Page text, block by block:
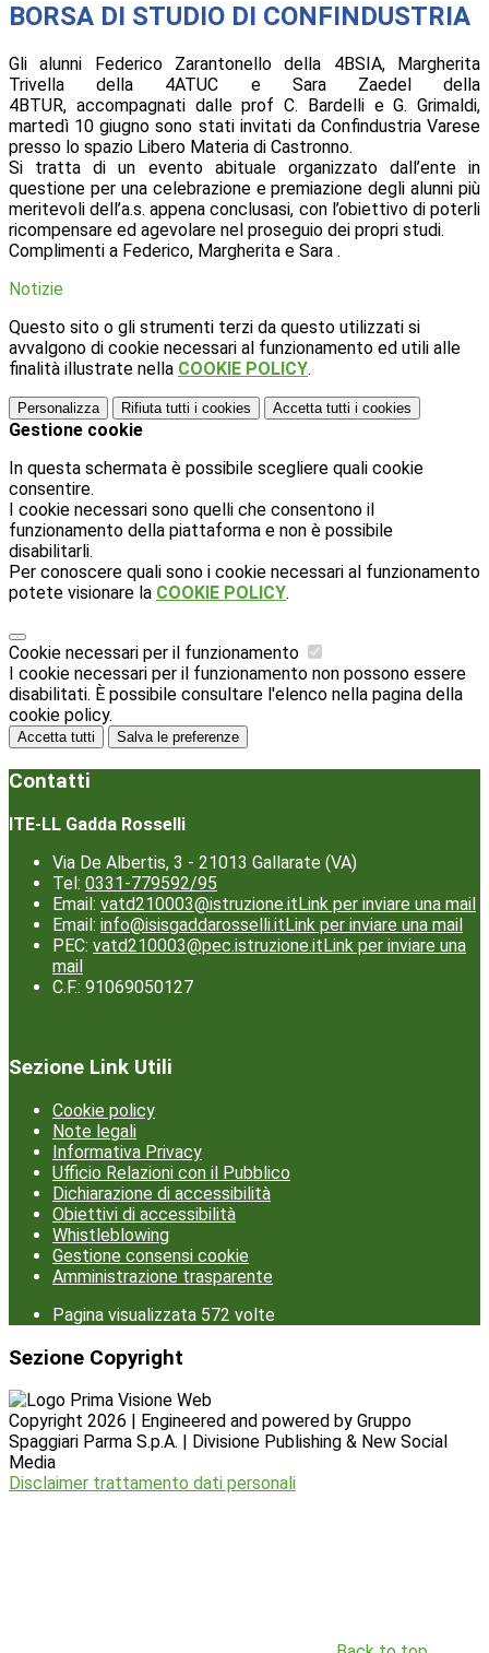
BORSA DI STUDIO DI CONFINDUSTRIA
Gli alunni Federico Zarantonello della 4BSIA, Margherita
Trivella della 4ATUC e Sara Zaedel della
4BTUR, accompagnati dalle prof C. Bardelli e G. Grimaldi,
martedì 10 giugno sono stati invitati da Confindustria Varese
presso lo spazio Libero Materia di Castronno.
Si tratta di un evento abituale organizzato dall’ente in
questione per una celebrazione e premiazione degli alunni più
meritevoli dell’a.s. appena conclusasi, con l’obiettivo di poterli
ricompensare ed agevolare nel proseguio dei propri studi.
Complimenti a Federico, Margherita e Sara .
Notizie
Questo sito o gli strumenti terzi da questo utilizzati si
avvalgono di cookie necessari al funzionamento ed utili alle
finalità illustrate nella COOKIE POLICY.
Personalizza Rifiuta tutti i cookies Accetta tutti i cookies
Gestione cookie
In questa schermata è possibile scegliere quali cookie
consentire.
I cookie necessari sono quelli che consentono il
funzionamento della piattaforma e non è possibile
disabilitarli.
Per conoscere quali sono i cookie necessari al funzionamento
potete visionare la COOKIE POLICY.
Cookie necessari per il funzionamento
I cookie necessari per il funzionamento non possono essere
disabilitati. È possibile consultare l'elenco nella pagina della
cookie policy.
Accetta tutti Salva le preferenze
Contatti
ITE-LL Gadda Rosselli
Via De Albertis, 3 - 21013 Gallarate (VA)
Tel: 0331-779592/95
Email: vatd210003@istruzione.itLink per inviare una mail
Email: info@isisgaddarosselli.itLink per inviare una mail
PEC: vatd210003@pec.istruzione.itLink per inviare una
mail
C.F.: 91069050127
Sezione Link Utili
Cookie policy
Note legali
Informativa Privacy
Ufficio Relazioni con il Pubblico
Dichiarazione di accessibilità
Obiettivi di accessibilità
Whistleblowing
Gestione consensi cookie
Amministrazione trasparente
Pagina visualizzata 572 volte
Sezione Copyright
Copyright 2026 | Engineered and powered by Gruppo
Spaggiari Parma S.p.A. | Divisione Publishing & New Social
Media
Disclaimer trattamento dati personali